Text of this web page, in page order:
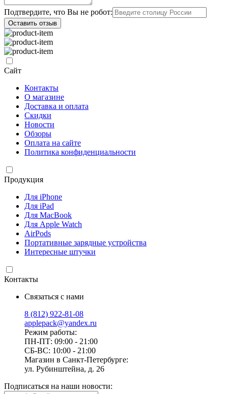
Подтвердите, что Вы не робот:
Оставить отзыв
Сайт
Контакты
О магазине
Доставка и оплата
Скидки
Новости
Обзоры
Оплата на сайте
Политика конфиденциальности
Продукция
Для iPhone
Для iPad
Для MacBook
Для Apple Watch
AirPods
Портативные зарядные устройства
Интересные штучки
Контакты
Связаться с нами
8 (812) 922-81-08
applepack@yandex.ru
Режим работы:
ПН-ПТ: 09:00 - 21:00
СБ-ВС: 10:00 - 21:00
Магазин в Санкт-Петербурге:
ул. Рубинштейна, д. 26
Подписаться на наши новости: